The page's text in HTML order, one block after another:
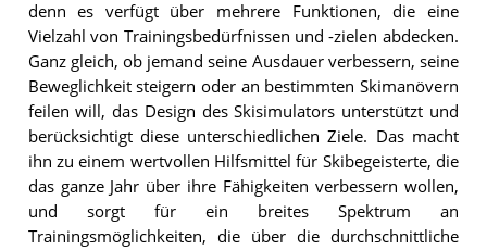
denn es verfügt über mehrere Funktionen, die eine
Vielzahl von Trainingsbedürfnissen und -zielen abdecken.
Ganz gleich, ob jemand seine Ausdauer verbessern, seine
Beweglichkeit steigern oder an bestimmten Skimanövern
feilen will, das Design des Skisimulators unterstützt und
berücksichtigt diese unterschiedlichen Ziele. Das macht
ihn zu einem wertvollen Hilfsmittel für Skibegeisterte, die
das ganze Jahr über ihre Fähigkeiten verbessern wollen,
und sorgt für ein breites Spektrum an
Trainingsmöglichkeiten, die über die durchschnittliche